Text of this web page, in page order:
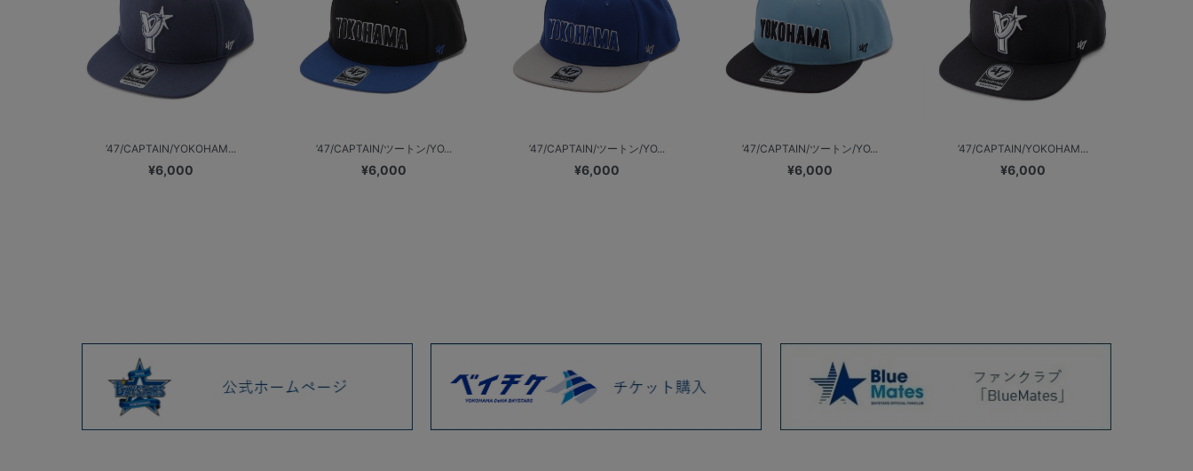
’47/CAPTAIN/YOKOHAM...
¥6,000
’47/CAPTAIN/ツートン/YO...
¥6,000
’47/CAPTAIN/ツートン/YO...
¥6,000
’47/CAPTAIN/ツートン/YO...
¥6,000
’47/CAPTAIN/YOKOHAM...
¥6,000